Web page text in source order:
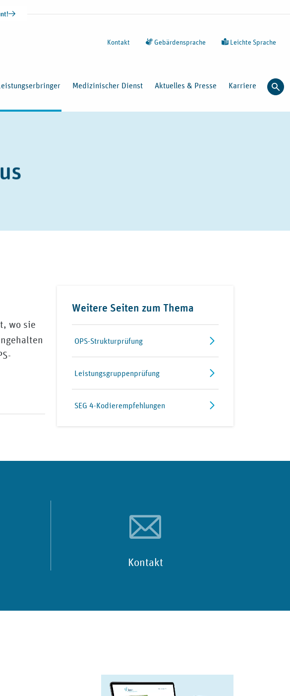
Kontakt Gebärdensprache Leichte Sprache
Medizinischer Dienst Aktuelles & Presse Karriere
wo sie
Weitere Seiten zum Thema
OPS-Strukturprüfung
Leistungsgruppenprüfung
SEG 4-Kodierempfehlungen
Kontakt